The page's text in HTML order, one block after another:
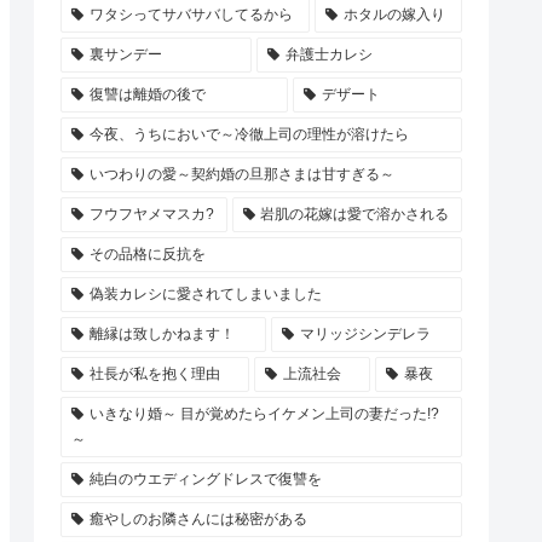
ワタシってサバサバしてるから ホタルの嫁入り
裏サンデー 弁護士カレシ
復讐は離婚の後で デザート
今夜、うちにおいで～冷徹上司の理性が溶けたら
いつわりの愛～契約婚の旦那さまは甘すぎる～
フウフヤメマスカ? 岩肌の花嫁は愛で溶かされる
その品格に反抗を
偽装カレシに愛されてしまいました
離縁は致しかねます！ マリッジシンデレラ
社長が私を抱く理由 上流社会 暴夜
いきなり婚～ 目が覚めたらイケメン上司の妻だった!?
～
純白のウエディングドレスで復讐を
癒やしのお隣さんには秘密がある